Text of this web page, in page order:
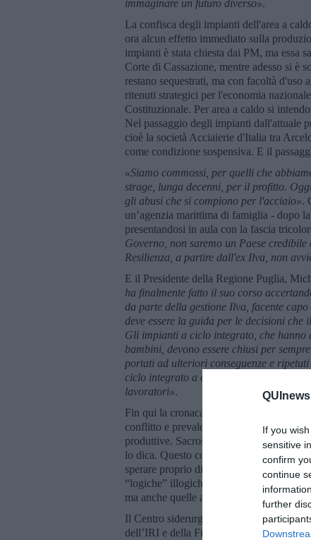
If you
sensitive
confirm
continue
further
immaginare un futuro diverso».
La confisca degli impianti dell'area a
ora alcun effetto immediato sulla
impianti è stata chiesta dai PM, ma essa
Corte di Cassazione, mentre adesso si
restano sequestrati, ma con facoltà
ritenuti strategici per l'economia
Costituzionale. Per area a caldo si
Nel passaggio degli impianti dall'attuale
cioè la società Acciaierie d'Italia tra
come condizione sospensiva. E il
«Siamo commossi, per quelli che
strage, lunga decenni, per il profitto.
gli abusi che si compiono per l'acciaio».
un’agenzia marittima di famiglia - dopo
presentandosi in aula con la fascia
Governo, non saremo un Paese
Resilienza, a partire dall'ex Ilva, non
E il Presidente della Regione Puglia,
ha finalmente fatto il suo corso
da parte della gestione Ilva, facente
deve essere la guida per le decisioni
Gli impianti a ciclo integrato, che
bambini, devono essere chiusi per
portati ad ulteriori conseguenze e
ciclo integrato a caldo va
lavoratori».
Fin qui la cronaca fedele, ora il pensiero
conflitto e prevale l’ambiente. La natura
produttive. Sacrosanto. Però, a me
lo dica. Questo conflitto tra ambiente e
sperare proprio di no. Voglio credere
“logiche” illogiche del mercato e del
ma anche quelle a cui si piega lo Stato o
Il Centro siderurgico di Taranto fu
dell’IRI e della Finsider. Fu scelto il